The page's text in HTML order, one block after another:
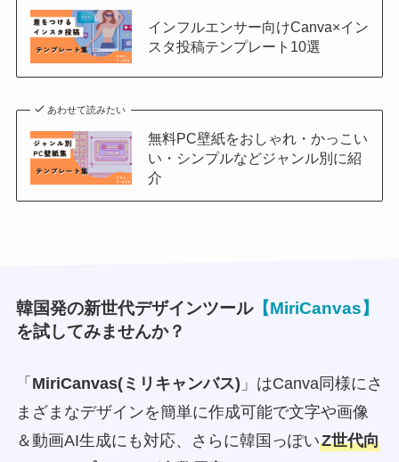
インフルエンサー向けCanva×イン
スタ投稿テンプレート10選
あわせて読みたい
無料PC壁紙をおしゃれ・かっこい
い・シンプルなどジャンル別に紹
介
韓国発の新世代デザインツール【MiriCanvas】
を試してみませんか？
「 MiriCanvas(ミリキャンバス) 」はCanva同様にさ
まざまなデザインを簡単に作成可能で文字や画像
＆動画AI生成にも対応、さらに韓国っぽいZ世代向